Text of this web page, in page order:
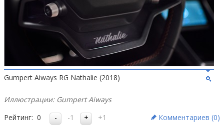
Gumpert Aiways RG Nathalie (2018)
Иллюстрации: Gumpert Aiways
Рейтинг: 0 -1 +1 Комментариев (0)